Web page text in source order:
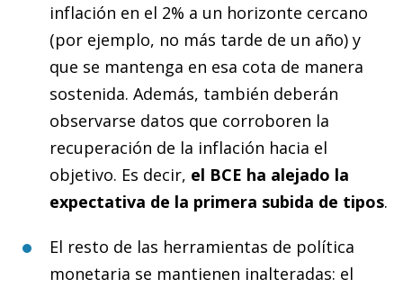
inflación en el 2% a un horizonte cercano
(por ejemplo, no más tarde de un año) y
que se mantenga en esa cota de manera
sostenida. Además, también deberán
observarse datos que corroboren la
recuperación de la inflación hacia el
objetivo. Es decir, el BCE ha alejado la
expectativa de la primera subida de tipos.
El resto de las herramientas de política
monetaria se mantienen inalteradas: el